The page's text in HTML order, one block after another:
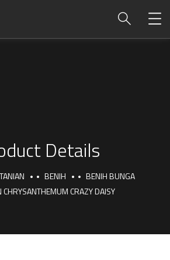
Details
BENIH
BENIH BUNGA
CHRYSANTHEMUM CRAZY DAISY